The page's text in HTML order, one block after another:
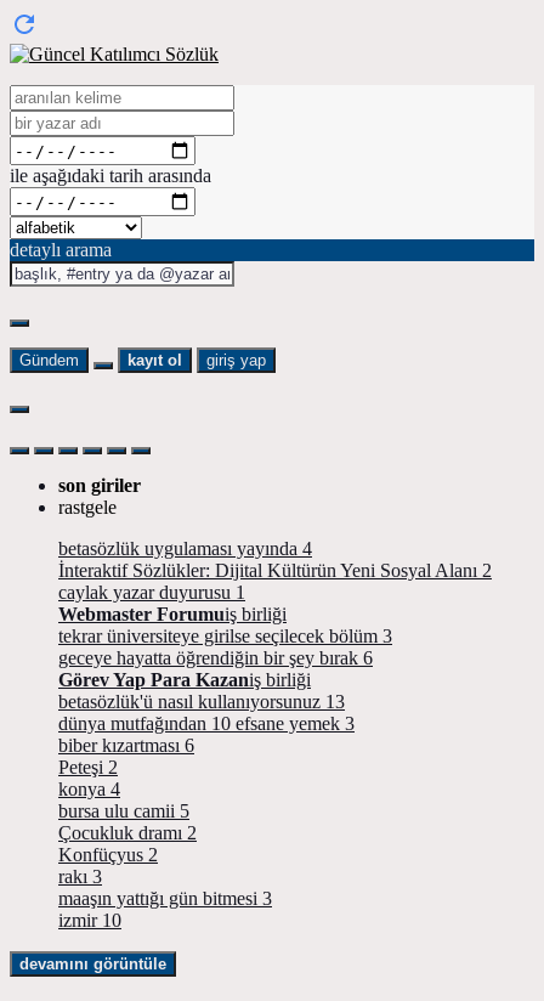
ile aşağıdaki tarih arasında
detaylı arama
Gündem kayıt ol giriş yap
son giriler
rastgele
betasözlük uygulaması yayında 4
İnteraktif Sözlükler: Dijital Kültürün Yeni Sosyal Alanı 2
caylak yazar duyurusu 1
Webmaster Forumuiş birliği
tekrar üniversiteye girilse seçilecek bölüm 3
geceye hayatta öğrendiğin bir şey bırak 6
Görev Yap Para Kazaniş birliği
betasözlük'ü nasıl kullanıyorsunuz 13
dünya mutfağından 10 efsane yemek 3
biber kızartması 6
Peteşi 2
konya 4
bursa ulu camii 5
Çocukluk dramı 2
Konfüçyus 2
rakı 3
maaşın yattığı gün bitmesi 3
izmir 10
devamını görüntüle